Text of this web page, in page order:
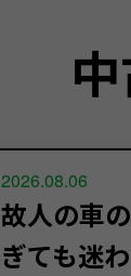
2026.08.06
故人の車
ぎても迷